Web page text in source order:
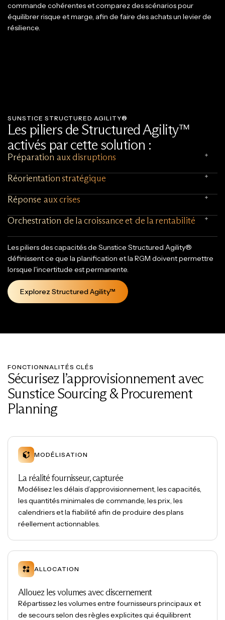
commande cohérentes et comparez des scénarios pour
équilibrer risque et marge, afin de faire des achats un levier de
résilience.
SUNSTICE STRUCTURED AGILITY®
Les piliers de Structured Agility™
activés par cette solution :
Préparation aux disruptions
Réorientation stratégique
Réponse aux crises
Orchestration de la croissance et de la rentabilité
Les piliers des capacités de Sunstice Structured Agility®
définissent ce que la planification et la RGM doivent permettre
lorsque l'incertitude est permanente.
Explorez Structured Agility™
FONCTIONNALITÉS CLÉS
Sécurisez l’approvisionnement avec
Sunstice Sourcing & Procurement
Planning
MODÉLISATION
La réalité fournisseur, capturée
Modélisez les délais d’approvisionnement, les capacités,
les quantités minimales de commande, les prix, les
calendriers et la fiabilité afin de produire des plans
réellement actionnables.
ALLOCATION
Allouez les volumes avec discernement
Répartissez les volumes entre fournisseurs principaux et
de secours selon des règles explicites qui équilibrent